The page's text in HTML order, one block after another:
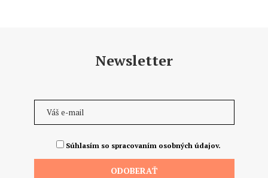
Newsletter
Súhlasím so spracovaním osobných údajov.